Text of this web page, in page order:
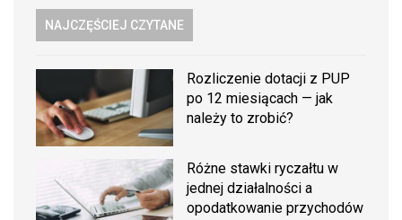
NAJCZĘŚCIEJ CZYTANE
Rozliczenie dotacji z PUP
po 12 miesiącach — jak
należy to zrobić?
Różne stawki ryczałtu w
jednej działalności a
opodatkowanie przychodów